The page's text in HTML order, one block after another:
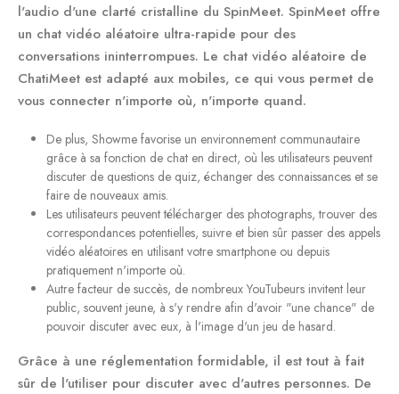
l'audio d'une clarté cristalline du SpinMeet. SpinMeet offre
un chat vidéo aléatoire ultra-rapide pour des
conversations ininterrompues. Le chat vidéo aléatoire de
ChatiMeet est adapté aux mobiles, ce qui vous permet de
vous connecter n'importe où, n'importe quand.
De plus, Showme favorise un environnement communautaire
grâce à sa fonction de chat en direct, où les utilisateurs peuvent
discuter de questions de quiz, échanger des connaissances et se
faire de nouveaux amis.
Les utilisateurs peuvent télécharger des photographs, trouver des
correspondances potentielles, suivre et bien sûr passer des appels
vidéo aléatoires en utilisant votre smartphone ou depuis
pratiquement n'importe où.
Autre facteur de succès, de nombreux YouTubeurs invitent leur
public, souvent jeune, à s'y rendre afin d'avoir "une chance" de
pouvoir discuter avec eux, à l'image d'un jeu de hasard.
Grâce à une réglementation formidable, il est tout à fait
sûr de l'utiliser pour discuter avec d'autres personnes. De